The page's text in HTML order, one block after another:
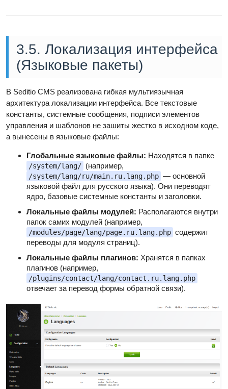
3.5. Локализация интерфейса
(Языковые пакеты)
В Seditio CMS реализована гибкая мультиязычная
архитектура локализации интерфейса. Все текстовые
константы, системные сообщения, подписи элементов
управления и шаблонов не зашиты жестко в исходном коде,
а вынесены в языковые файлы:
Глобальные языковые файлы: Находятся в папке
/system/lang/ (например,
/system/lang/ru/main.ru.lang.php — основной
языковой файл для русского языка). Они переводят
ядро, базовые системные константы и заголовки.
Локальные файлы модулей: Располагаются внутри
папок самих модулей (например,
/modules/page/lang/page.ru.lang.php содержит
переводы для модуля страниц).
Локальные файлы плагинов: Хранятся в папках
плагинов (например,
/plugins/contact/lang/contact.ru.lang.php
отвечает за перевод формы обратной связи).